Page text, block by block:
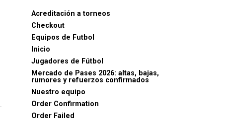
Acreditación a torneos
Checkout
Equipos de Futbol
Inicio
Jugadores de Fútbol
Mercado de Pases 2026: altas, bajas,
rumores y refuerzos confirmados
Nuestro equipo
Order Confirmation
Order Failed